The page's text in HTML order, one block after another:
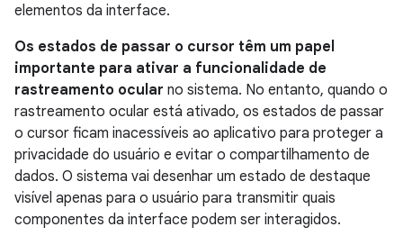
elementos da interface.
Os estados de passar o cursor têm um papel
importante para ativar a funcionalidade de
rastreamento ocular no sistema. No entanto, quando o
rastreamento ocular está ativado, os estados de passar
o cursor ficam inacessíveis ao aplicativo para proteger a
privacidade do usuário e evitar o compartilhamento de
dados. O sistema vai desenhar um estado de destaque
visível apenas para o usuário para transmitir quais
componentes da interface podem ser interagidos.